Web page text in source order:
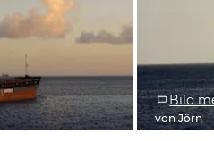
Bild
von Jörn